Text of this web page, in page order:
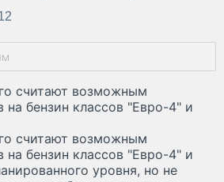
считают возможным
на бензин классов "Евро-4" и
считают возможным
на бензин классов "Евро-4" и
уровня, но не